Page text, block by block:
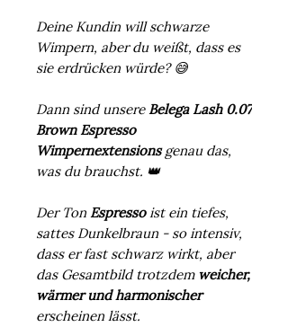
Deine Kundin will schwarze
Wimpern, aber du weißt, dass es
sie erdrücken würde? 😅
Dann sind unsereBelega Lash 0.07
Brown Espresso
Wimpernextensionsgenau das,
was du brauchst. 👑
Der TonEspressoist ein tiefes,
sattes Dunkelbraun - so intensiv,
dass er fast schwarz wirkt, aber
das Gesamtbild trotzdemweicher,
wärmer und harmonischer
erscheinen lässt.